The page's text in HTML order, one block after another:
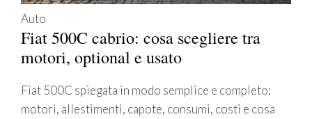
Auto
Fiat 500C cabrio: cosa scegliere tra
motori, optional e usato
Fiat 500C spiegata in modo semplice e completo:
motori, allestimenti, capote, consumi, costi e cosa